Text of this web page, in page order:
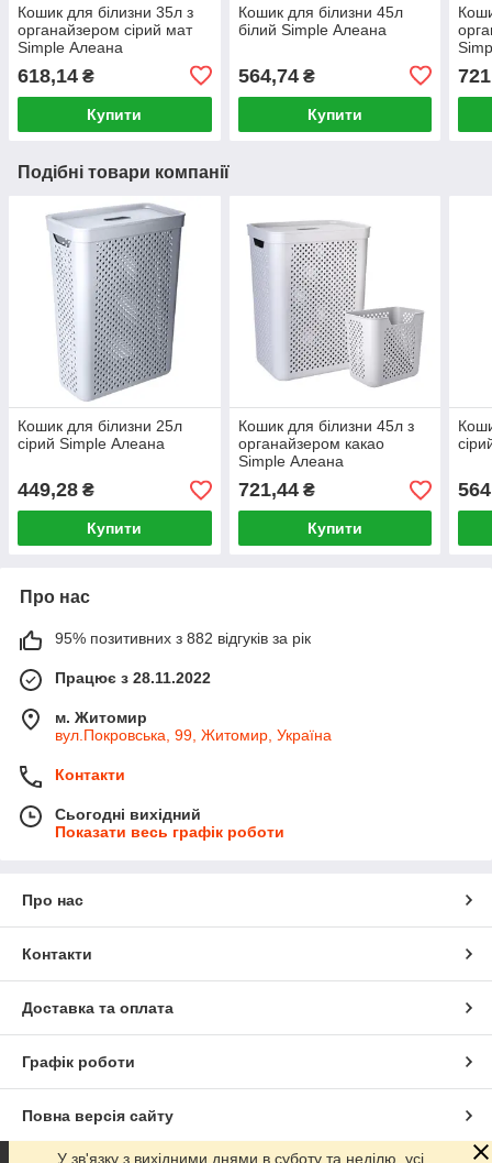
Кошик для білизни 35л з
органайзером сірий мат
Simple Алеана
618,14 ₴
Купити
Кошик для білизни 45л
білий Simple Алеана
564,74₴
Купити
Подібні товари компанії
Кошик для білизни 25л
сірий Simple Алеана
449,28 ₴
Купити
Кошик для білизни 45л з
органайзером какао
Simple Алеана
721,44₴
Купити
Про нас
95% позитивних з 882 відгуків за рік
Працює з 28.11.2022
м. Житомир
вул.Покровська, 99, Житомир, Україна
Контакти
Сьогодні вихідний
Показати весь графік роботи
Про нас
Контакти
Доставка та оплата
Графік роботи
Повна версія сайту
У зв'язку з вихідними днями в суботу та неділю, усі